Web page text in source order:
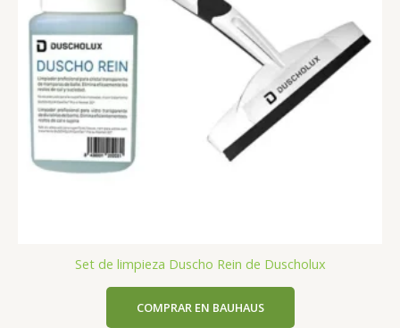
Set de limpieza Duscho Rein de Duscholux
COMPRAR EN BAUHAUS